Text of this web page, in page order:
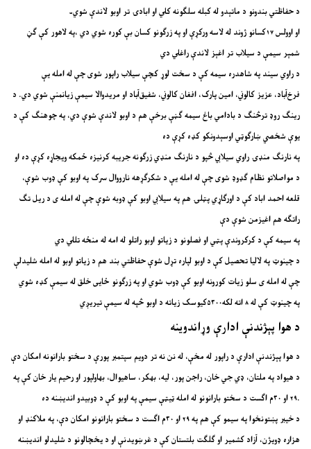
د حفاظتي بندونو د ماتېدو له کبله سلګونه کلي او ابادۍ تر اوبو لاندې شوي۔
او اوولس ۱۷کسانو ژوند له لاسه ورکړې او په زرګونو کسان بې کوره شوي دي ،په لاهور کې ګڼ
شمېر سیمې د سیلاب تر اغېز لاندې راغلي دي
د راوي سیند په شاهدره سیمه کې د سخت لوړ کچې سیلاب راپور شوی چې له امله یې
فرخ‌آباد، عزیز کالوني، امین پارک، افغان کالوني، شفیق‌آباد او مریدوالا سیمې زیانمنې شوي دي. د
رینګ روډ ترڅنګ د بادامي باغ سیمه ګڼې برخې هم د اوبو لاندې شوې دي، په چوهنګ کې د
یوې شخصي ښارګوټي اوسېدونکو کډه کړې ده
په نارنګ منډۍ راوي سیلابي څپو د نارنګ منډي زرګونه جریبه کرنیزه ځمکه ویجاړه کړې ده او
د مواصلاتو نظام ګډوډ شوی چې له امله یې د شکرګړهه نارووال سرک په اوبو کې ډوب شوې،
قلعه احمد اباد کې د اورګاړي پټلۍ هم په سیلابي اوبو کې ډوبه شوې چې له امله ی د ریل تګ
راتګه هم اغیزمن شوې دې
په سیمه کې د کرکروندې پټي او فصلونو د زیاتو اوبو راتلو له امه له منځه تللي دي
د چینوټ په لالیا تحصیل کې د اوبو لپاره تړل شوې حفاظتي بند هم د زیاتو اوبو له امله شلیدلې
چې له امله ی سلو زیات کورونه اوبو کې ډوب شوي او په زرګونو ځایی خلق له سیمې کډه شوي
په چینوټ کې له ۸ اته لکه۵۳۰۰کیوسک زیاته د اوبو څپه له سیمې تیریږي
د هوا پېژندنې ادارې وړاندوینه
د هوا پېژندنې ادارې د راپور له مخې، له نن نه تر دویم سپتمبر پورې د سختو بارانونه امکان دې
د هیواد په ملتان، ډي جي خان، راجن پور، لیه، بهکر، ساهیوال، بهاولپور او رحیم یار خان کې په
۲۹ او ۳۰م اګست د سختو بارانونو له امله ټیټې سیمې په اوبو کې د ډوبیدو اندیښنه ده.
د خیبر پښتونخوا په سیمو کې هم په ۲۹ او ۳۰م اګست د سختو بارانونو امکان دې، په ملاکنډ او
هزاره ډویژن، آزاد کشمیر او ګلګت بلتستان کې د غرښویدنې او د یخچالونو د شلیدلو اندیښنه